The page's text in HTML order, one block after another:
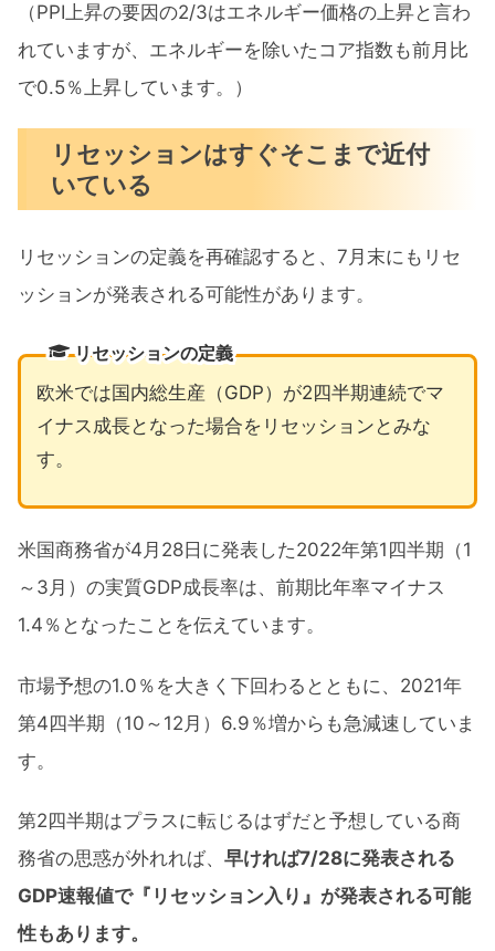
（PPI上昇の要因の2/3はエネルギー価格の上昇と言わ
れていますが、エネルギーを除いたコア指数も前月比
で0.5％上昇しています。）
リセッションはすぐそこまで近付
いている
リセッションの定義を再確認すると、7月末にもリセ
ッションが発表される可能性があります。
リセッションの定義
欧米では国内総生産（GDP）が2四半期連続でマ
イナス成長となった場合をリセッションとみな
す。
米国商務省が4月28日に発表した2022年第1四半期（1
～3月）の実質GDP成長率は、前期比年率マイナス
1.4％となったことを伝えています。
市場予想の1.0％を大きく下回わるとともに、2021年
第4四半期（10～12月）6.9％増からも急減速していま
す。
第2四半期はプラスに転じるはずだと予想している商
務省の思惑が外れれば、 早ければ7/28に発表される
GDP速報値で『リセッション入り』が発表される可能
性もあります。